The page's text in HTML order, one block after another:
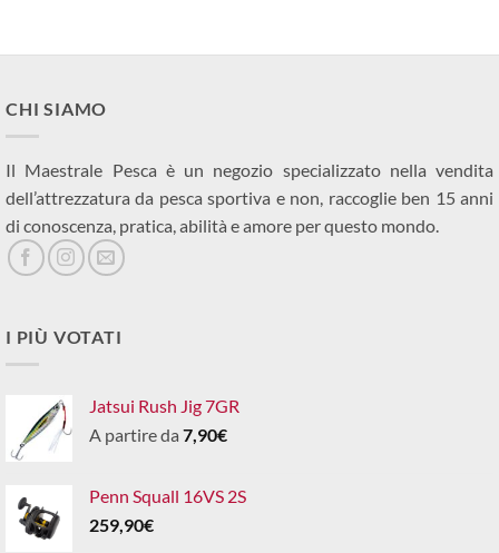
CHI SIAMO
Il Maestrale Pesca è un negozio specializzato nella vendita
dell’attrezzatura da pesca sportiva e non, raccoglie ben 15 anni
di conoscenza, pratica, abilità e amore per questo mondo.
I PIÙ VOTATI
Jatsui Rush Jig 7GR
A partire da 7,90€
Penn Squall 16VS 2S
259,90€